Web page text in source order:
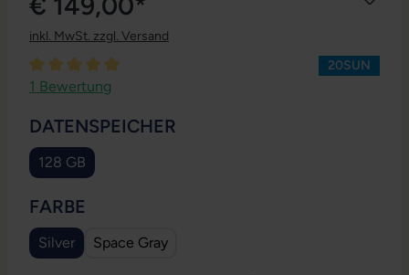
inkl. MwSt. zzgl. Versand
Durchschnittliche Bewertung von 5 von 5 Sternen
1 Bewertung
20SUN
DATENSPEICHER
128 GB
FARBE
Silver Space Gray